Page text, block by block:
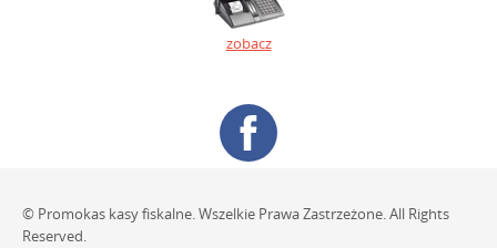
zobacz
© Promokas kasy fiskalne. Wszelkie Prawa Zastrzeżone. All Rights
Reserved.